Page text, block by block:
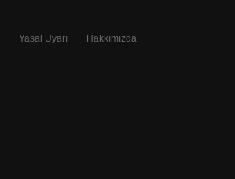
Yasal Uyarı Hakkımızda